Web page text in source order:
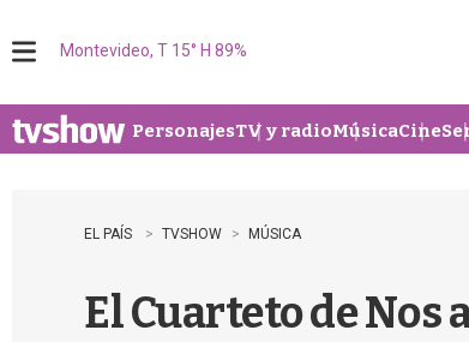
u
Montevideo, T 15° H 89%
PersonajesTV y radioMúsicaCine
EL PAÍS TVSHOW MÚSICA
El Cuarteto de Nos